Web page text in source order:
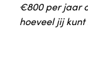
€800 per jaar
hoeveel jij